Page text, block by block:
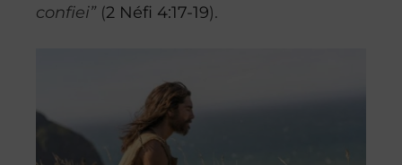
confiei” (2 Néfi 4:17-19).